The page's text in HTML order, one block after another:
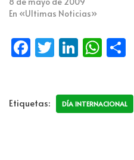
En «Ultimas Noticias»
Fa
o
T
er
Li
e
W
s p
Etiquetas: DÍA INTERNACIONAL